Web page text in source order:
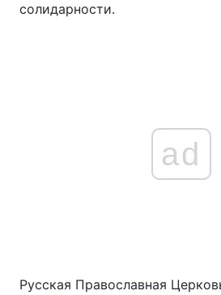
солидарности.
ad
Русская Православная